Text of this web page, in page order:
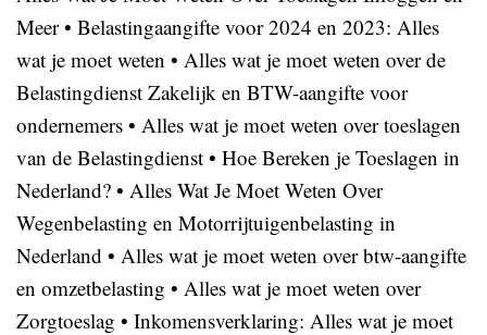
Meer• Belastingaangifte voor 2024 en 2023: Alles
wat je moet weten • Alles wat je moet weten over de
Belastingdienst Zakelijk en BTW-aangifte voor
ondernemers • Alles wat je moet weten over toeslagen
van de Belastingdienst • Hoe Bereken je Toeslagen in
Nederland? • Alles Wat Je Moet Weten Over
Wegenbelasting en Motorrijtuigenbelasting in
Nederland • Alles wat je moet weten over btw-aangifte
en omzetbelasting • Alles wat je moet weten over
Zorgtoeslag • Inkomensverklaring: Alles wat je moet